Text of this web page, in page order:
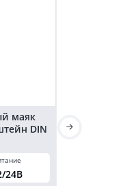
маяк
DIN
24В
маячок